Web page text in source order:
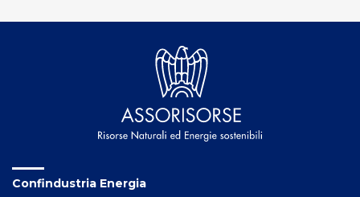
Confindustria Energia